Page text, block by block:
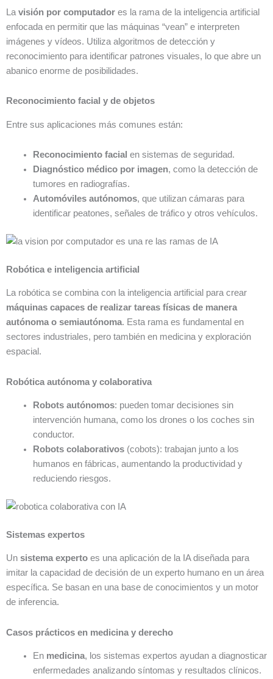
La visión por computador es la rama de la inteligencia artificial
enfocada en permitir que las máquinas “vean” e interpreten
imágenes y vídeos. Utiliza algoritmos de detección y
reconocimiento para identificar patrones visuales, lo que abre un
abanico enorme de posibilidades.
Reconocimiento facial y de objetos
Entre sus aplicaciones más comunes están:
Reconocimiento facial en sistemas de seguridad.
Diagnóstico médico por imagen, como la detección de
tumores en radiografías.
Automóviles autónomos, que utilizan cámaras para
identificar peatones, señales de tráfico y otros vehículos.
Robótica e inteligencia artificial
La robótica se combina con la inteligencia artificial para crear
máquinas capaces de realizar tareas físicas de manera
autónoma o semiautónoma. Esta rama es fundamental en
sectores industriales, pero también en medicina y exploración
espacial.
Robótica autónoma y colaborativa
Robots autónomos: pueden tomar decisiones sin
intervención humana, como los drones o los coches sin
conductor.
Robots colaborativos(cobots): trabajan junto a los
humanos en fábricas, aumentando la productividad y
reduciendo riesgos.
Sistemas expertos
Un sistema experto es una aplicación de la IA diseñada para
imitar la capacidad de decisión de un experto humano en un área
específica. Se basan en una base de conocimientos y un motor
de inferencia.
Casos prácticos en medicina y derecho
En medicina, los sistemas expertos ayudan a diagnosticar
enfermedades analizando síntomas y resultados clínicos.